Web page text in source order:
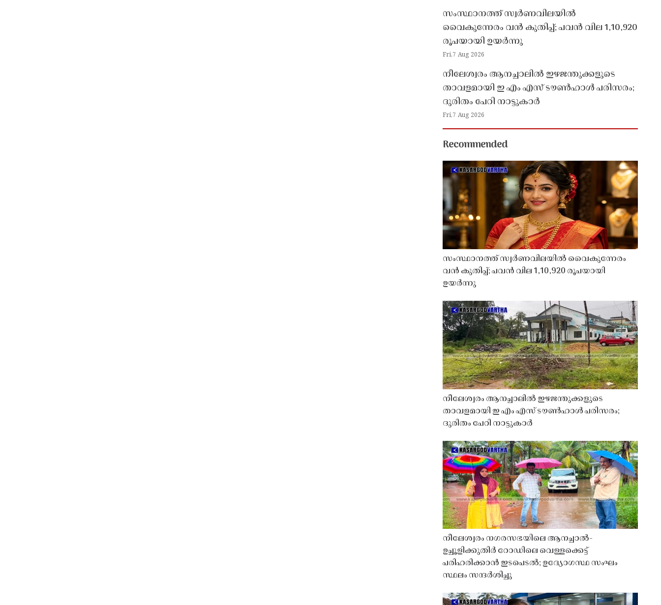
സംസ്ഥാനത്ത് സ്വർണവിലയിൽ
വൈകുന്നേരം വൻ കുതിപ്പ്; പവൻ വില 1,10,920
രൂപയായി ഉയർന്നു
Fri,7 Aug 2026
നീലേശ്വരം ആനച്ചാലിൽ ഇഴജന്തുക്കളുടെ
താവളമായി ഇ എം എസ് ടൗൺഹാൾ പരിസരം;
ദുരിതം പേറി നാട്ടുകാർ
Fri,7 Aug 2026
Recommended
സംസ്ഥാനത്ത് സ്വർണവിലയിൽ വൈകുന്നേരം
വൻ കുതിപ്പ്; പവൻ വില 1,10,920 രൂപയായി
ഉയർന്നു
നീലേശ്വരം ആനച്ചാലിൽ ഇഴജന്തുക്കളുടെ
താവളമായി ഇ എം എസ് ടൗൺഹാൾ പരിസരം;
ദുരിതം പേറി നാട്ടുകാർ
നീലേശ്വരം നഗരസഭയിലെ ആനച്ചാൽ-
ഉച്ചൂളിക്കുതിർ റോഡിലെ വെള്ളക്കെട്ട്
പരിഹരിക്കാൻ ഇടപെടൽ; ഉദ്യോഗസ്ഥ സംഘം
സ്ഥലം സന്ദർശിച്ചു